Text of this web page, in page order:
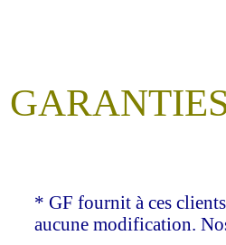
* GF fournit à ces
aucune modification.